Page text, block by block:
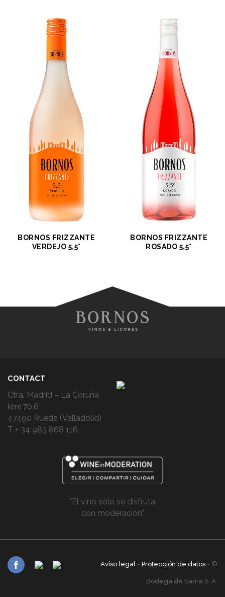
BORNOS FRIZZANTE
VERDEJO 5,5°
BORNOS FRIZZANTE
ROSADO 5,5°
CONTACT
Ctra. Madrid – La Coruña
km170,6
47490 Rueda (Valladolid)
T + 34 983 868 116
"El vino sólo se disfruta
con moderación"
Aviso legal - Protección de datos - ©
Bodega de Sarria S. A.